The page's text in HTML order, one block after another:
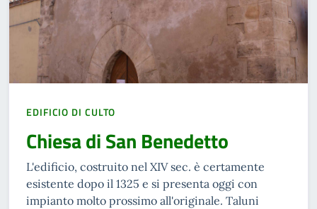
EDIFICIO DI CULTO
Chiesa di San Benedetto
L'edificio, costruito nel XIV sec. è certamente
esistente dopo il 1325 e si presenta oggi con
impianto molto prossimo all'originale. Taluni